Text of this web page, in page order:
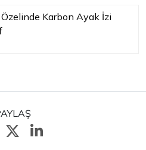
Özelinde Karbon Ayak İzi